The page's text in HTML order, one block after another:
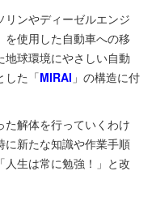
ンやディーゼルエンジ
を使用した自動車への移
球環境にやさしい自動
した「MIRAI 」の構造に付
解体を行っていくわけ
に新たな知識や作業手順
生は常に勉強！」と改